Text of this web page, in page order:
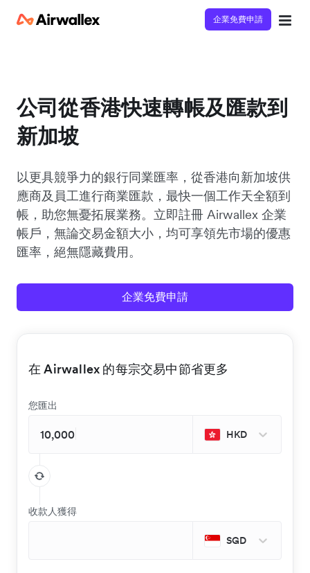
企業免費申請
公司從香港快速轉帳及匯款到
新加坡
以更具競爭力的銀行同業匯率，從香港向新加坡供
應商及員工進行商業匯款，最快一個工作天全額到
帳，助您無憂拓展業務。立即註冊 Airwallex 企業
帳戶，無論交易金額大小，均可享領先市場的優惠
匯率，絕無隱藏費用。
企業免費申請
在 Airwallex 的每宗交易中節省更多
您匯出
HKD
收款人獲得
SGD